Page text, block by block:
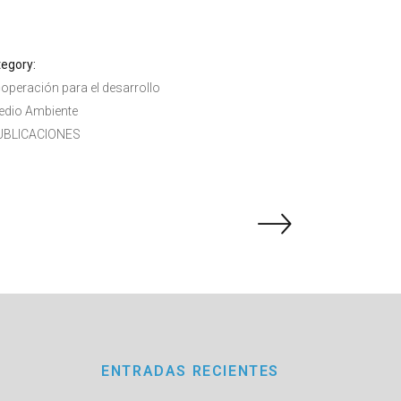
para el desarrollo
Ambiente
ENTRADAS RECIENTES